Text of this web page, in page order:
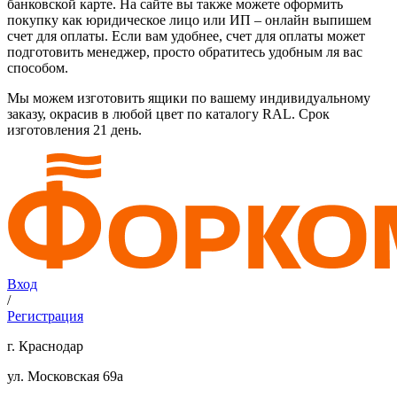
банковской карте. На сайте вы также можете оформить
покупку как юридическое лицо или ИП – онлайн выпишем
счет для оплаты. Если вам удобнее, счет для оплаты может
подготовить менеджер, просто обратитесь удобным ля вас
способом.
Мы можем изготовить ящики по вашему индивидуальному
заказу, окрасив в любой цвет по каталогу RAL. Срок
изготовления 21 день.
Вход
/
Регистрация
г. Краснодар
ул. Московская 69а